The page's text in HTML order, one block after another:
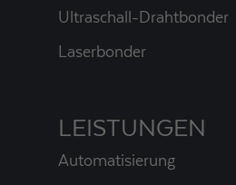
Ultraschall-Drahtbonder
Laserbonder
LEISTUNGEN
Automatisierung